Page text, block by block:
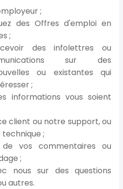
;
des Offres d'emploi en
;
des infolettres ou
sur des
ou existantes qui
;
informations vous soient
client ou notre support, ou
;
vos commentaires ou
;
nous sur des questions
autres.